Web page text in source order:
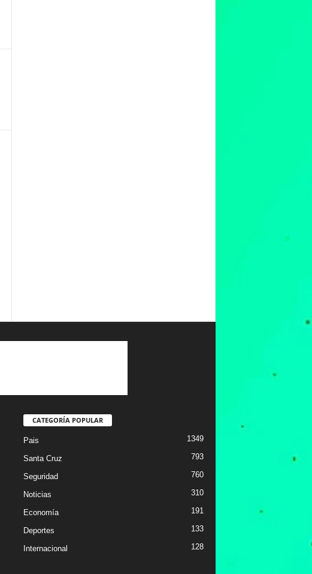
CATEGORÍA POPULAR
Pais 1349
Santa Cruz 793
Seguridad 760
Noticias 310
Economía 191
Deportes 133
Internacional 128